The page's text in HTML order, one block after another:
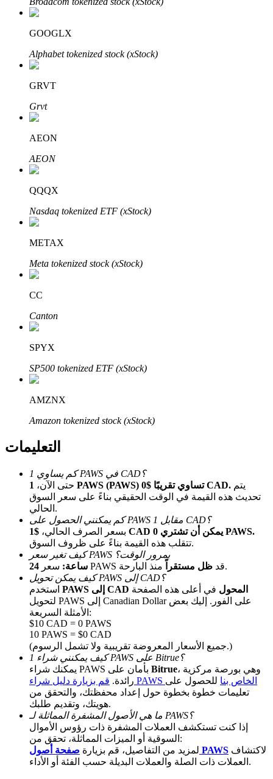
الاستثمار التلقائي
احصل على أرباح طويلة الأجل وفوائد مرنة
Bitrue
شركاء بيترو
شركاء Bitrue
تصل العمولات إلى 65٪!
الإحالة
قم بدعوة صديق لتحصل على مكافآت نقدية
Deposit CASHCAT & Win
GOOGLX
Alphabet tokenized stock (xStock)
GRVT
Grvt
AEON
AEON
QQQX
Nasdaq tokenized ETF (xStock)
METAX
Meta tokenized stock (xStock)
CC
Canton
SPYX
SP500 tokenized ETF (xStock)
AMZNX
Amazon tokenized stock (xStock)
التعليمات
كم يساوي 1 PAWS في CAD؟
حتى الآن،
1 PAWS (PAWS) تساوي تقريبًا $0 CAD.
تحديث هذه القيمة في الوقت الحقيقي بناءً على سعر السوق
الحالي.
كم يمكنني الحصول على PAWS مقابل 1 CAD؟
بسعر الصرف الحالي،
$1 CAD يمكن أن تشتري 0 PAWS.
تتقلب هذه القيمة بناءً على ظروف السوق.
كيف تغير سعر PAWS بمرور الوقت؟
24 ساعة:
سعر PAWS قد ظل مستقراً
منذ البارحة.
كيف يمكن تحويل PAWS إلى CAD؟
PAWS إلى CAD المحول في أعلى هذه الصفحة
لتحويل PAWS إلى Canadian Dollar على الفور. إليك بعض
الأمثلة السريعة:
$10 CAD = 0 PAWS
10 PAWS = $0 CAD
(جميع الأسعار المعروضة تقريبية ولا تشمل الرسوم.)
كيف يمكنني شراء 1 PAWS على Bitrue؟
Bitrue، وهي بورصة مركزية
رائدة.
قم بزيارة دليل شراء PAWS الخاص بنا للحصول على
تعليمات خطوة بخطوة حول إعداد محفظتك، والتحقق من
هويتك، وتقديم طلبك.
ما هي الأصول المشفرة المماثلة لـ PAWS؟
إذا كنت تستكشف العملات المشفرة ذات رؤوس الأموال
السوقية أو الميزات المماثلة، تحقق من:
لمزيد من التفاصيل، قم بزيارة صفحة أصول PAWS
العملات ذات الصلة والعملات البديلة حسب الفئة أو الأداء.